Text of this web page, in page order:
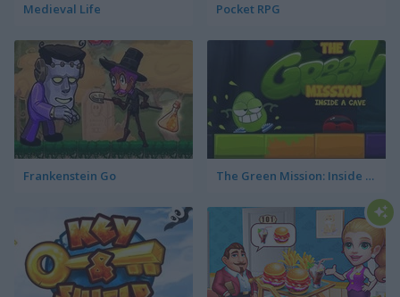
Medieval Life Pocket RPG
Frankenstein Go The Green Mission: Inside a Cave